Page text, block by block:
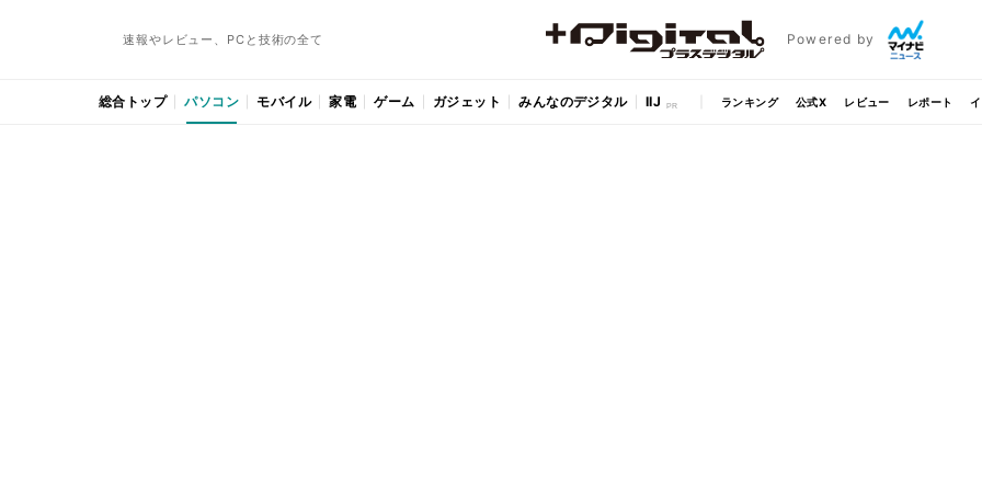
速報やレビュー、PCと技術の全て Powered by
総合トップ パソコン モバイル 家電 ゲーム ガジェット みんなのデジタル IIJ ランキング 公式X レビュー レポート